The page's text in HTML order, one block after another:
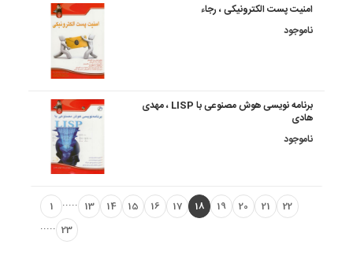
امنیت پست الکترونیکی ، رجاء
ناموجود
برنامه نویسی هوش مصنوعی با LISP ، مهدی
هادی
ناموجود
1 ..... 13 14 15 16 17 18 19 20 21 22
..... 23